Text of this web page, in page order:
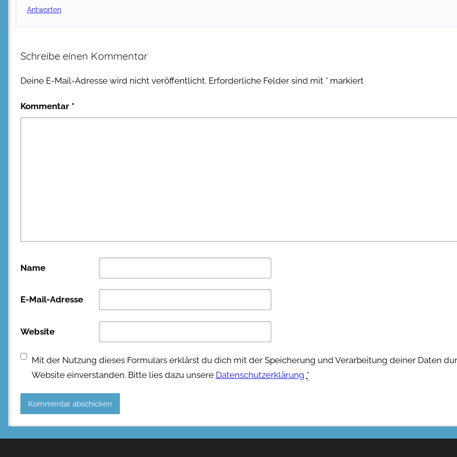
Antworten
Schreibe einen Kommentar
Deine E-Mail-Adresse wird nicht veröffentlicht. Erforderliche Felder sind mit * markiert
Kommentar *
Name
E-Mail-Adresse
Website
Mit der Nutzung dieses Formulars erklärst du dich mit der Speicherung und Verarbeitung deiner Daten
Website einverstanden. Bitte lies dazu unsere Datenschutzerklärung *